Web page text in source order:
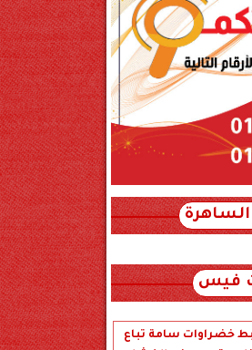
xml_json/
فيس
خضراوات سامة تباع